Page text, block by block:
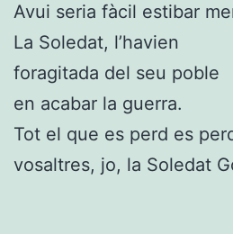
Avui seria fàcil estibar
La Soledat, l’havien
foragitada del seu poble
en acabar la guerra.
Tot el que es perd es
vosaltres, jo, la Soledat